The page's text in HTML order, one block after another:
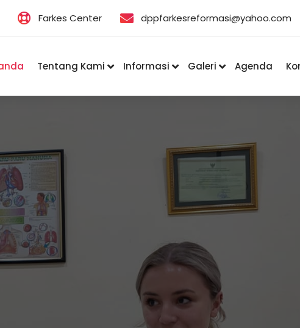
Farkes Center dppfarkesreformasi@yahoo.com
Tentang Kami Informasi Galeri Agenda